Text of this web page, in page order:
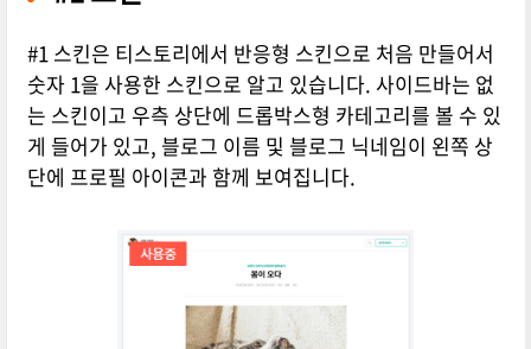
#1 스킨은 티스토리에서 반응형 스킨으로 처음 만들어서
숫자 1을 사용한 스킨으로 알고 있습니다. 사이드바는 없
는 스킨이고 우측 상단에 드롭박스형 카테고리를 볼 수 있
게 들어가 있고, 블로그 이름 및 블로그 닉네임이 왼쪽 상
단에 프로필 아이콘과 함께 보여집니다.